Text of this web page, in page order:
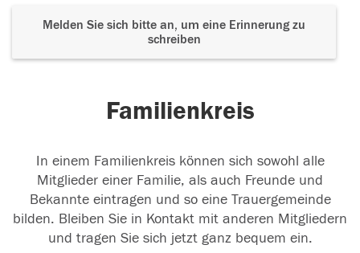
Melden Sie sich bitte an, um eine Erinnerung zu
schreiben
Familienkreis
In einem Familienkreis können sich sowohl alle
Mitglieder einer Familie, als auch Freunde und
Bekannte eintragen und so eine Trauergemeinde
bilden. Bleiben Sie in Kontakt mit anderen Mitgliedern
und tragen Sie sich jetzt ganz bequem ein.